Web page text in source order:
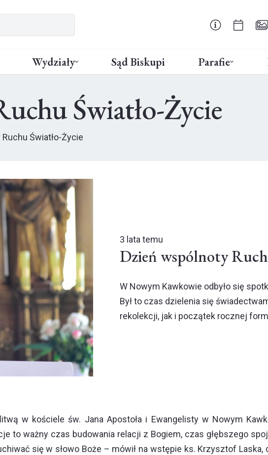
Wydziały Sąd Biskupi Parafie
Światło-Życie
Światło-Życie
3 lata temu
Dzień wspólnoty
W Nowym Kawkowie odbyło się
Był to czas dzielenia się
rekolekcji, jak i początek rocznej
w kościele św. Jana Apostoła i Ewangelisty w Nowym
to ważny czas budowania relacji z Bogiem, czas głębszego
się w słowo Boże – mówił na wstępie ks. Krzysztof Laska,